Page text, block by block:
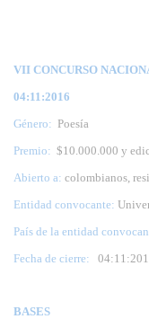
VII CONCURSO
04:11:2016
Género: Poesía
Premio: $10.000.000 y
Abierto a: colombianos,
Entidad convocante:
País de la entidad
Fecha de cierre: 04
BASES